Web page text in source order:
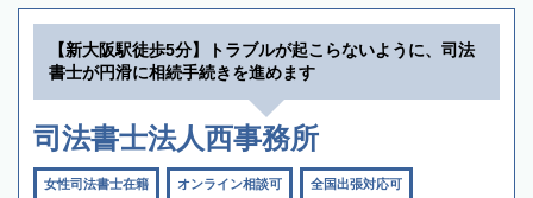
【新大阪駅徒歩5分】トラブルが起こらないように、司法
書士が円滑に相続手続きを進めます
司法書士法人西事務所
女性司法書士在籍 オンライン相談可 全国出張対応可